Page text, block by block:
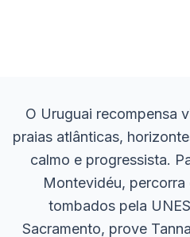
O Uruguai recompensa
praias atlânticas,
calmo e progressista.
Montevidéu,
tombados pela
Sacramento, prove